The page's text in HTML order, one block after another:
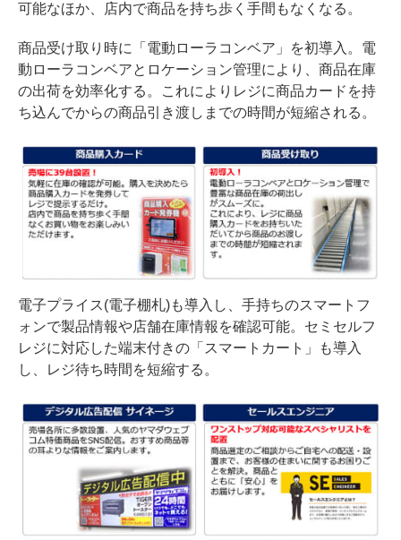
可能なほか、店内で商品を持ち歩く手間もなくなる。
商品受け取り時に「電動ローラコンベア」を初導入。電
動ローラコンベアとロケーション管理により、商品在庫
の出荷を効率化する。これによりレジに商品カードを持
ち込んでからの商品引き渡しまでの時間が短縮される。
電子プライス(電子棚札)も導入し、手持ちのスマートフ
ォンで製品情報や店舗在庫情報を確認可能。セミセルフ
レジに対応した端末付きの「スマートカート」も導入
し、レジ待ち時間を短縮する。